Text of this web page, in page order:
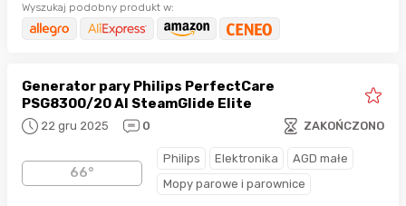
Wyszukaj podobny produkt w:
Generator pary Philips PerfectCare
PSG8300/20 AI SteamGlide Elite
22 gru 2025 0 ZAKOŃCZONO
66°
Philips Elektronika
AGD małe
Mopy parowe i parownice